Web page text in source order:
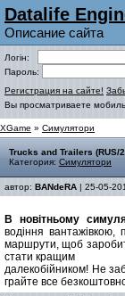
Datalife
Описание сайта
Логін:
Пароль:
Регистрация на сайте!
Вы просматриваете
XGame » Симулятори
Trucks and Trailers (RUS/
Категория: Симулятори
автор: BANdeRA | 25-05-
В новітньому
водіння
маршрути, щоб
стати кращим
далекобійником! Не
грайте все